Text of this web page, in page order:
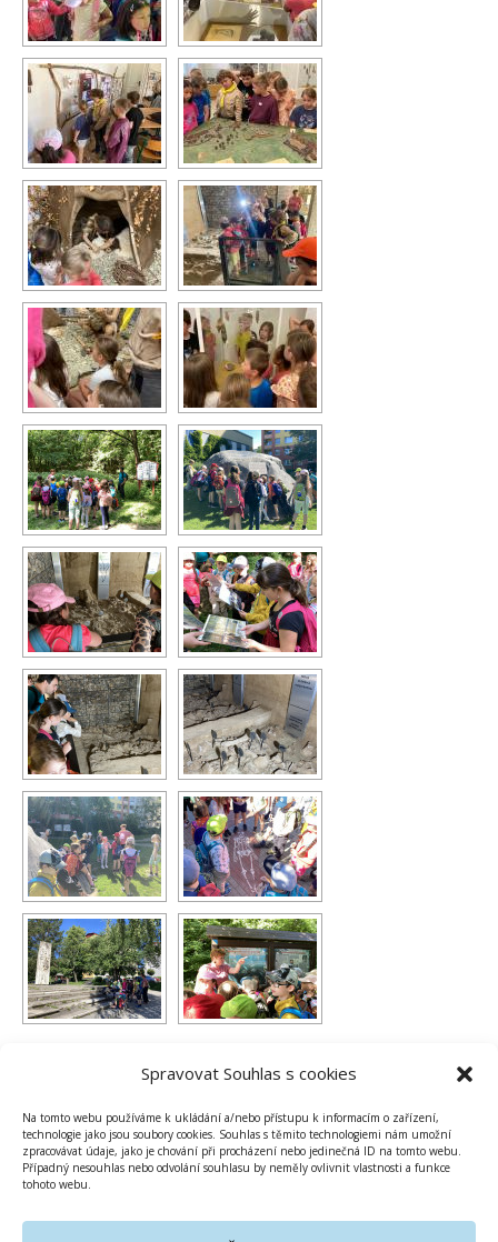
Spravovat Souhlas s cookies
Na tomto webu používáme k ukládání a/nebo přístupu k informacím o zařízení,
technologie jako jsou soubory cookies. Souhlas s těmito technologiemi nám umožní
zpracovávat údaje, jako je chování při procházení nebo jedinečná ID na tomto webu.
Případný nesouhlas nebo odvolání souhlasu by neměly ovlivnit vlastnosti a funkce
tohoto webu.
1 2 ►
PUBLIKOVÁNO VZŠ